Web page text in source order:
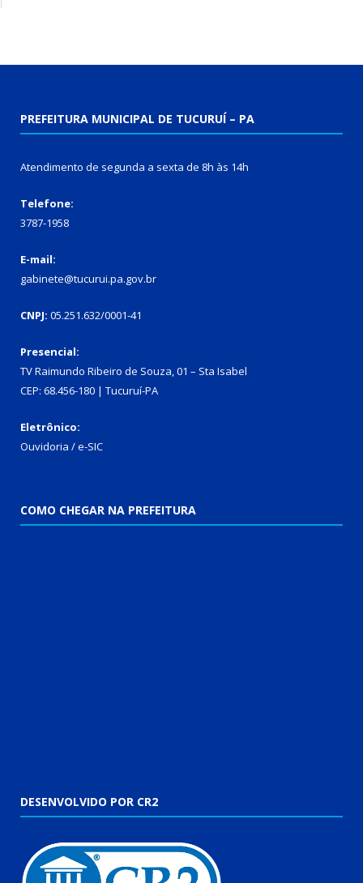
PREFEITURA MUNICIPAL DE TUCURUÍ – PA
Atendimento de segunda a sexta de 8h às 14h
Telefone:
3787-1958
E-mail:
gabinete@tucurui.pa.gov.br
CNPJ: 05.251.632/0001-41
Presencial:
TV Raimundo Ribeiro de Souza, 01 – Sta Isabel
CEP: 68.456-180 | Tucuruí-PA
Eletrônico:
Ouvidoria /e-SIC
COMO CHEGAR NA PREFEITURA
DESENVOLVIDO POR CR2